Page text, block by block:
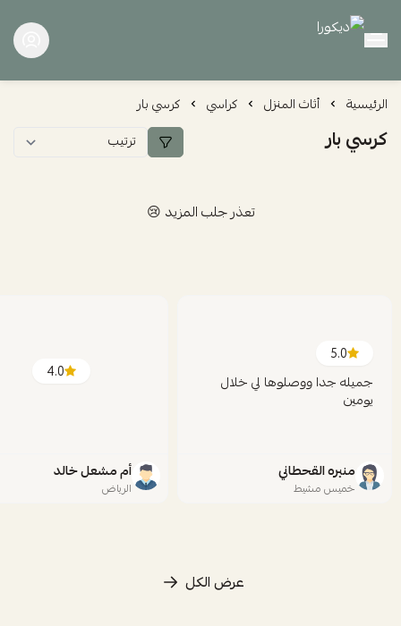
ديكورا
الرئيسية أثاث المنزل كراسي كرسي بار
كرسي بار
تعذر جلب المزيد 😢
5.0
جميله جدا ووصلوها لي خلال
يومين
منيره القحطاني
خميس مشيط
4.0
أم مشعل خالد
الرياض
عرض الكل